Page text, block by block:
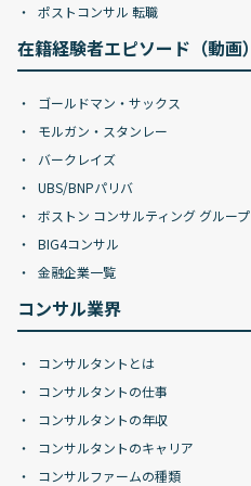
ポストコンサル 転職
在籍経験者エピソード（動画）
ゴールドマン・サックス
モルガン・スタンレー
バークレイズ
UBS/BNPパリバ
ボストン コンサルティング グループ
BIG4コンサル
金融企業一覧
コンサル業界
コンサルタントとは
コンサルタントの仕事
コンサルタントの年収
コンサルタントのキャリア
コンサルファームの種類